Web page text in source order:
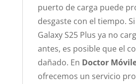
puerto de carga puede
desgaste con el tiempo.
Galaxy S25 Plus ya no
antes, es posible que el
dañado. En Doctor
ofrecemos un servicio